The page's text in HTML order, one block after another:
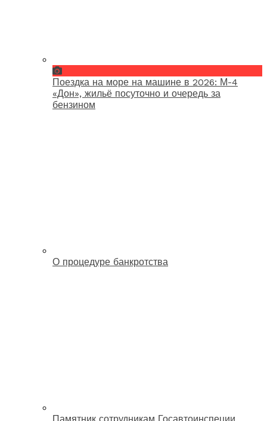
Поездка на море на машине в 2026: М-4
«Дон», жильё посуточно и очередь за
бензином
О процедуре банкротства